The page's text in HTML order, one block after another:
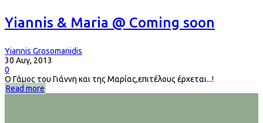
Yiannis & Maria @ Coming soon
Yiannis Grosomanidis
30 Αυγ, 2013
0
Ο Γάμος του Γιάννη και της Μαρίας,επιτέλους έρχεται...!
Read more